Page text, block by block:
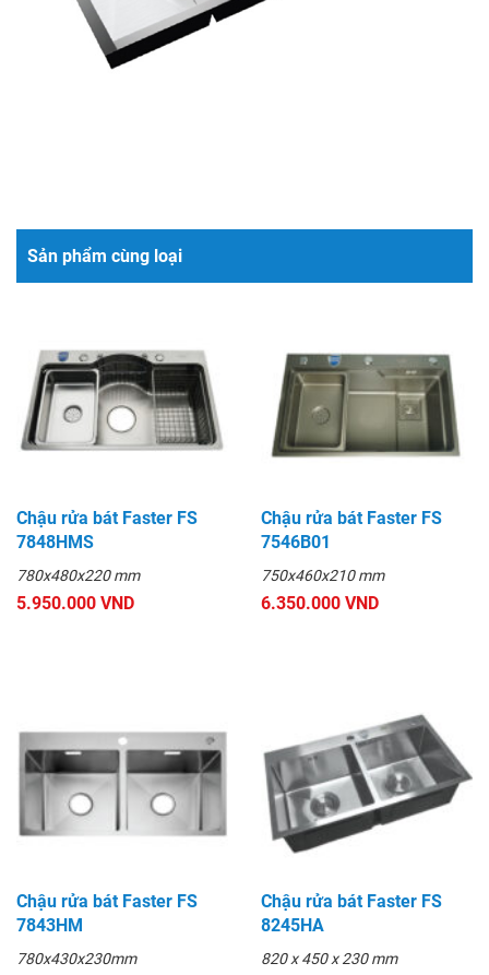
Sản phẩm cùng loại
Chậu rửa bát Faster FS
7848HMS
780x480x220 mm
5.950.000 VND
Chậu rửa bát Faster FS
7546B01
750x460x210 mm
6.350.000 VND
Chậu rửa bát Faster FS
7843HM
780x430x230mm
Chậu rửa bát Faster FS
8245HA
820 x 450 x 230 mm